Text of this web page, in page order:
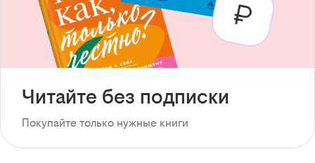
Читайте без подписки
Покупайте только нужные книги